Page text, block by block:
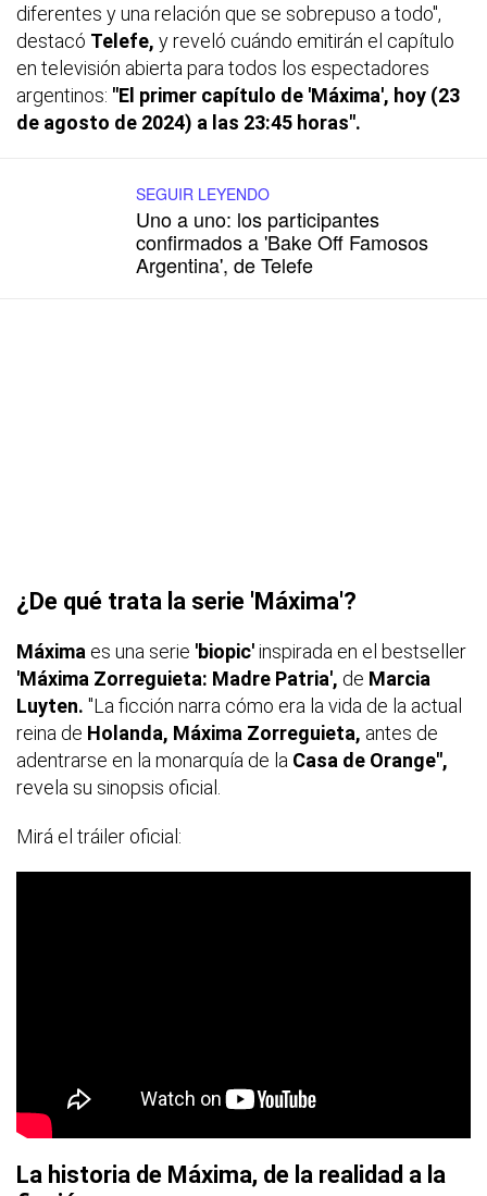
diferentes y una relación que se sobrepuso a todo",
destacó Telefe, y reveló cuándo emitirán el capítulo
en televisión abierta para todos los espectadores
argentinos: "El primer capítulo de 'Máxima', hoy (23
de agosto de 2024) a las 23:45 horas".
SEGUIR LEYENDO
Uno a uno: los participantes
confirmados a 'Bake Off Famosos
Argentina', de Telefe
¿De qué trata la serie 'Máxima'?
Máxima es una serie 'biopic'inspirada en el bestseller
'Máxima Zorreguieta: Madre Patria', de Marcia
Luyten. "La ficción narra cómo era la vida de la actual
reina de Holanda, Máxima Zorreguieta, antes de
adentrarse en la monarquía de la Casa de Orange",
revela su sinopsis oficial.
Mirá el tráiler oficial:
La historia de Máxima, de la realidad a la